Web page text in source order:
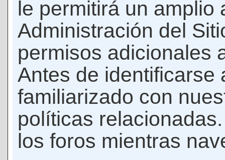
le permitirá un amplio
Administración del
permisos adicionales
Antes de identificarse
familiarizado con
políticas
los foros mientras